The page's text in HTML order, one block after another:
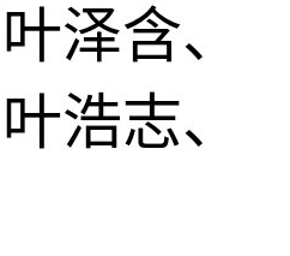
泽含、
浩志、